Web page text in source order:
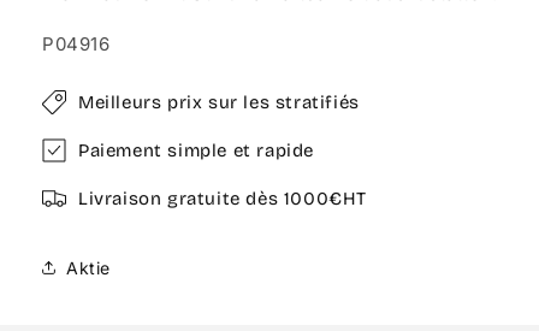
P04916
Meilleurs prix sur les stratifiés
Paiement simple et rapide
Livraison gratuite dès 1000€HT
Aktie